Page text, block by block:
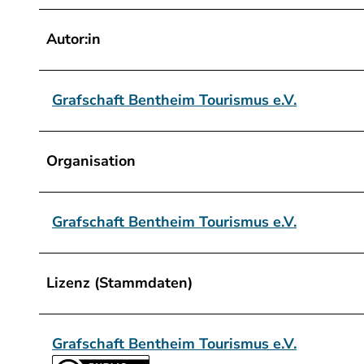
Autor:in
Grafschaft Bentheim Tourismus e.V.
Organisation
Grafschaft Bentheim Tourismus e.V.
Lizenz (Stammdaten)
Grafschaft Bentheim Tourismus e.V.